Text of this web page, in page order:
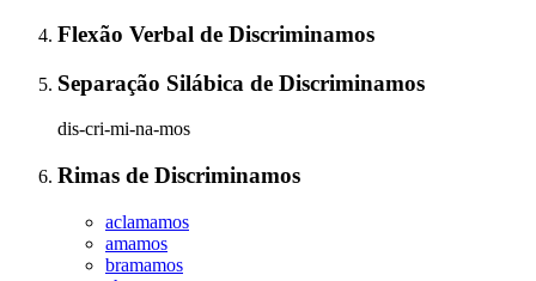
Flexão Verbal de Discriminamos
Separação Silábica de Discriminamos
dis-cri-mi-na-mos
Rimas de Discriminamos
aclamamos
amamos
bramamos